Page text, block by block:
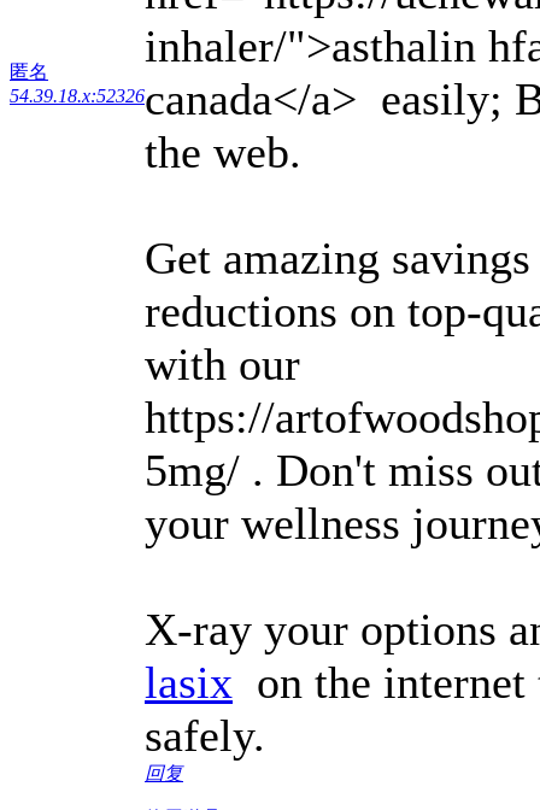
匿名
54.39.18.x:52326
inhaler/">asthalin
canada</a> easily;
the web.
Get amazing
reductions on top-
with our
https://
5mg/ . Don't miss
your wellness
X-ray your options
lasix on the
safely.
回复